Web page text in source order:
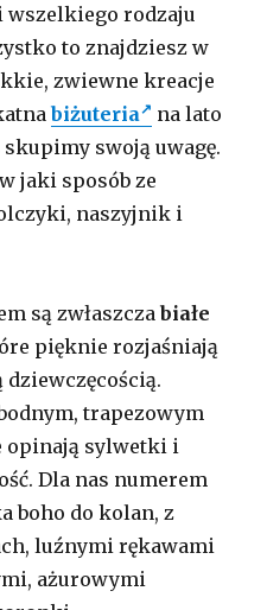
wszelkiego rodzaju
to znajdziesz w
zwiewne kreacje
biżuteria
na lato
swoją uwagę.
jaki sposób ze
naszyjnik i
są zwłaszczabiałe
pięknie rozjaśniają
trapezowym
opinają sylwetki i
Dla nas numerem
boho do kolan, z
luźnymi rękawami
ażurowymi